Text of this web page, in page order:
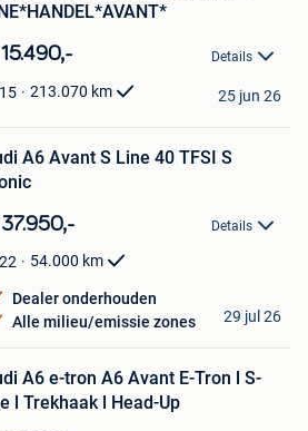
Details
213.070 km 25 jun 26
A6 Avant S Line 40 TFSI S
Details
54.000 km
Dealer onderhouden
Alle milieu/emissie zones
29 jul 26
A6 e-tron A6 Avant E-Tron l S-
l Trekhaak l Head-Up